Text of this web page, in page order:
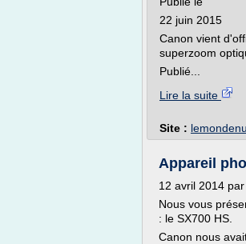
22 juin 2015
Canon vient
superzoom
Publié...
Lire la suite
Site :
Appareil
12 avril 2014
Nous vous
: le SX700 HS.
Canon nous